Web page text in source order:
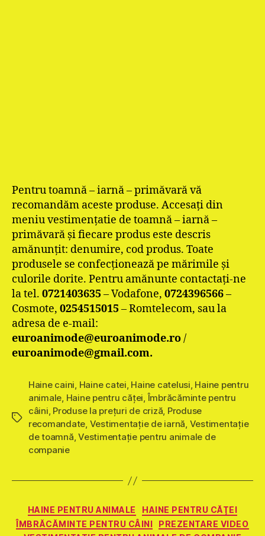
Pentru toamnă – iarnă – primăvară vă
recomandăm aceste produse. Accesaţi din
meniu vestimenţatie de toamnă – iarnă –
primăvară şi fiecare produs este descris
amănunţit: denumire, cod produs. Toate
produsele se confecţionează pe mărimile şi
culorile dorite. Pentru amănunte contactaţi-ne
la tel. 0721403635 – Vodafone, 0724396566–
Cosmote, 0254515015 – Romtelecom, sau la
adresa de e-mail:
euroanimode@euroanimode.ro/
euroanimode@gmail.com.
Etichete
Haine caini, Haine catei, Haine catelusi, Haine pentru
animale, Haine pentru căţei,Îmbrăcăminte pentru
câini, Produse la prețuri de criză, Produse
recomandate, Vestimentaţie de iarnă, Vestimentaţie
de toamnă,Vestimentație pentru animale de
companie
Categorii
HAINE PENTRU ANIMALE
HAINE PENTRU CĂŢEI
ÎMBRĂCĂMINTE PENTRU CÂINI
PREZENTARE VIDEO